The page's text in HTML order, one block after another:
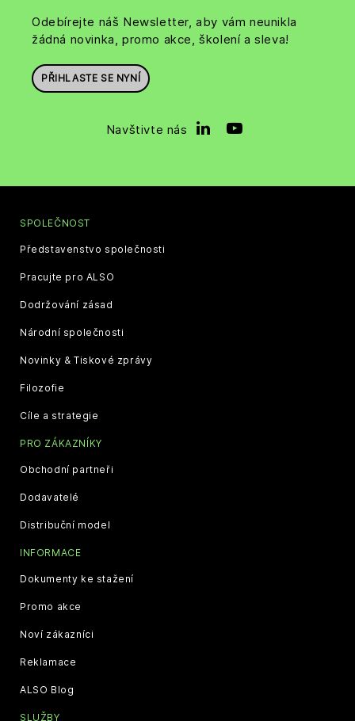
Odebírejte náš Newsletter, aby vám neunikla
žádná novinka, promo akce, školení a sleva!
PŘIHLASTE SE NYNÍ
Navštivte nás
SPOLEČNOST
Představenstvo společnosti
Pracujte pro ALSO
Dodržování zásad
Národní společnosti
Novinky & Tiskové zprávy
Filozofie
Cíle a strategie
PRO ZÁKAZNÍKY
Obchodní partneři
Dodavatelé
Distribuční model
INFORMACE
Dokumenty ke stažení
Promo akce
Noví zákazníci
Reklamace
ALSO Blog
SLUŽBY